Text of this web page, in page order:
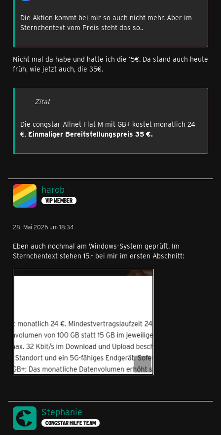
Die Aktion kommt bei mir so auch nicht mehr. Aber im
Sternchentext vom Preis steht das so..
Nicht mal da habe und hatte ich die 15€. Da stand auch heute
früh, wie jetzt auch, die 35€.
Zitat
Die congstar Allnet Flat M mit GB+ kostet monatlich 24
€. Einmaliger Bereitstellungspreis 35 €.
harob
VIP MEMBER
28. Mai 2026 um 18:34
Eben auch nochmal am Windows-System geprüft. Im
Sternchentext stehen 15,- bei mir im ersten Abschnitt:
Stephanie
CONGSTAR HILFE TEAM